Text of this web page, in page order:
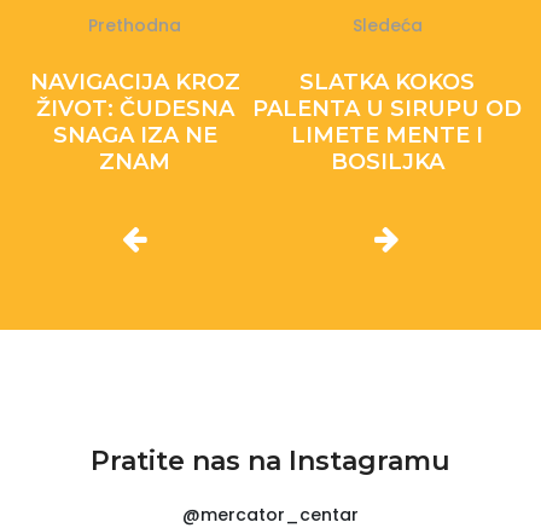
Prethodna
NAVIGACIJA KROZ
ŽIVOT: ČUDESNA
SNAGA IZA NE
ZNAM
Sledeća
SLATKA KOKOS
PALENTA U SIRUPU OD
LIMETE MENTE I
BOSILJKA
Pratite nas na Instagramu
@mercator_centar